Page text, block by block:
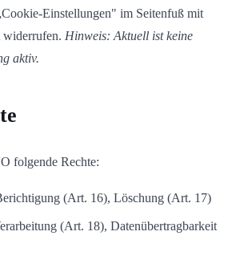
Einstellungen" im Seitenfuß mit
Hinweis: Aktuell ist keine
aktiv.
folgende Rechte:
(Art. 16), Löschung (Art. 17)
(Art. 18), Datenübertragbarkeit